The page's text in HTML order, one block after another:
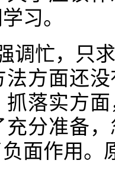
习。
调忙，只
法方面还
抓落实方
分准备
面作用。